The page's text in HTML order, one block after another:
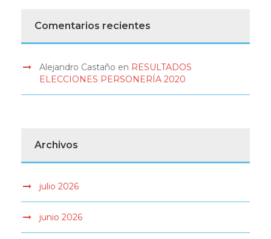
Comentarios recientes
Alejandro Castaño en RESULTADOS
ELECCIONES PERSONERÍA 2020
Archivos
julio 2026
junio 2026